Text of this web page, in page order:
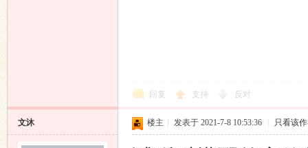
回复 支持 反对
文沐 楼主 发表于 2021-7-8 10:53:36 只看该